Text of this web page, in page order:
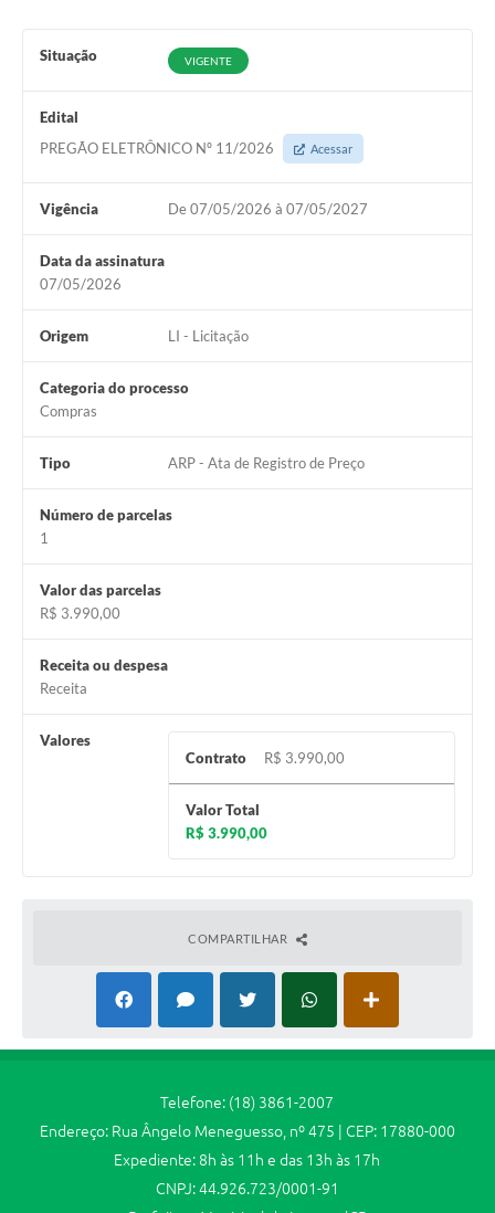
Serviços Online
A Prefeitura
Jornal
Agenda
Diário Oficial
Contato
Situação VIGENTE
Edital
PREGÃO ELETRÔNICO Nº 11/2026
Acessar
Vigência De 07/05/2026 à 07/05/2027
Data da assinatura
07/05/2026
Origem LI - Licitação
Categoria do processo
Compras
Tipo ARP - Ata de Registro de Preço
Número de parcelas
1
Valor das parcelas
R$ 3.990,00
Receita ou despesa
Receita
Valores
Contrato
R$ 3.990,00
Valor Total
R$ 3.990,00
COMPARTILHAR
Telefone: (18) 3861-2007
Endereço: Rua Ângelo Meneguesso, nº 475 | CEP: 17880-000
Expediente: 8h às 11h e das 13h às 17h
CNPJ: 44.926.723/0001-91